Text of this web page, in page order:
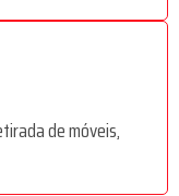
de móveis,